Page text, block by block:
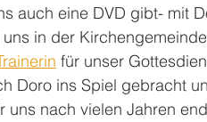
auch eine DVD gibt- mit
in der
für unser
Doro ins Spiel gebracht
uns nach vielen Jahren